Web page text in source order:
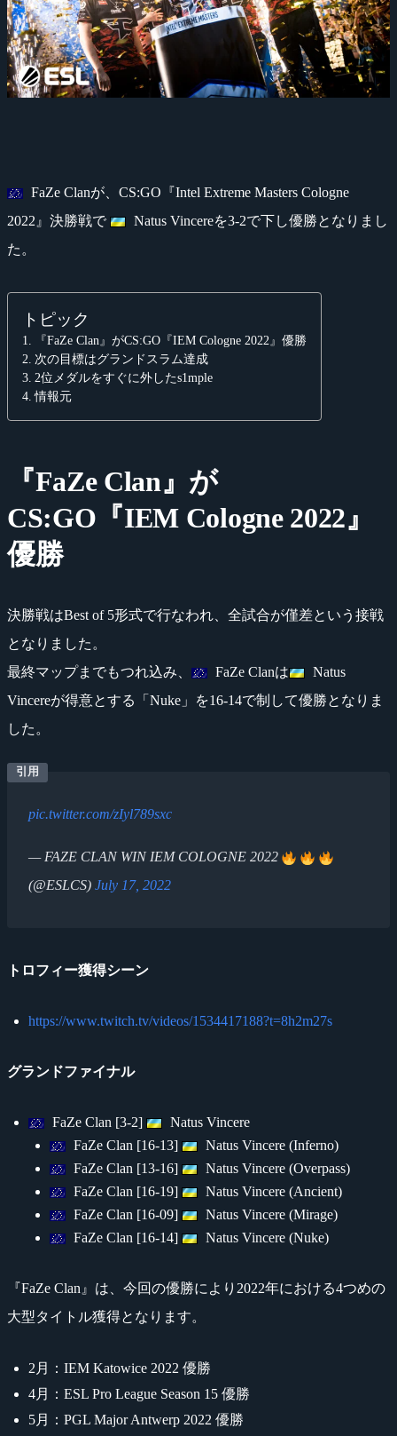
FaZe Clanが、CS:GO『Intel Extreme Masters Cologne
2022』決勝戦で
Natus Vincereを3-2で下し優勝となりまし
た。
トピック
『FaZe Clan』がCS:GO『IEM Cologne 2022』優勝
次の目標はグランドスラム達成
2位メダルをすぐに外したs1mple
情報元
『FaZe Clan』が
CS:GO『IEM Cologne 2022』
優勝
決勝戦はBest of 5形式で行なわれ、全試合が僅差という接戦
となりました。
最終マップまでもつれ込み、
FaZe Clanは
Natus
Vincereが得意とする「Nuke」を16-14で制して優勝となりま
した。
pic.twitter.com/zIyl789sxc
— FAZE CLAN WIN IEM COLOGNE 2022
(@ESLCS) July 17, 2022
トロフィー獲得シーン
https://www.twitch.tv/videos/1534417188?t=8h2m27s
グランドファイナル
FaZe Clan [3-2]
Natus Vincere
FaZe Clan [16-13]
Natus Vincere (Inferno)
FaZe Clan [13-16]
Natus Vincere (Overpass)
FaZe Clan [16-19]
Natus Vincere (Ancient)
FaZe Clan [16-09]
Natus Vincere (Mirage)
FaZe Clan [16-14]
Natus Vincere (Nuke)
『FaZe Clan』は、今回の優勝により2022年における4つめの
大型タイトル獲得となります。
2月：IEM Katowice 2022 優勝
4月：ESL Pro League Season 15 優勝
5月：PGL Major Antwerp 2022 優勝